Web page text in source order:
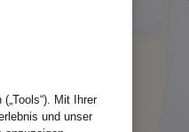
Mit Ihrer
und unser